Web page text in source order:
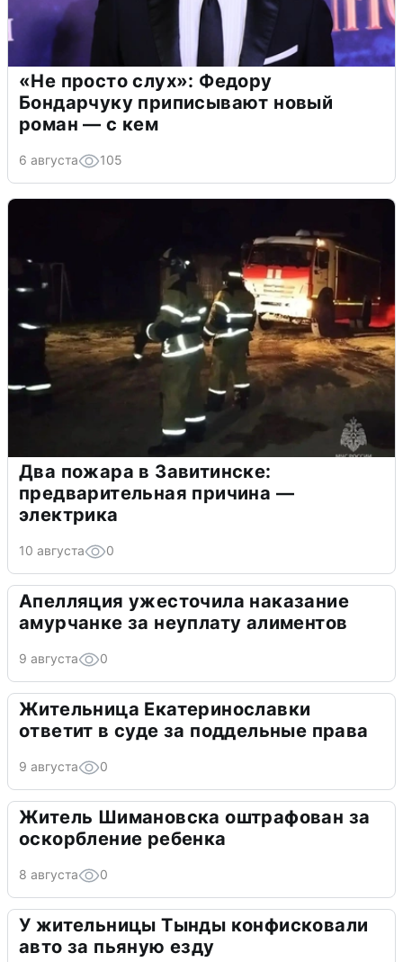
«Не просто слух»: Федору
Бондарчуку приписывают новый
роман — с кем
6 августа 105
Два пожара в Завитинске:
предварительная причина —
электрика
10 августа 0
Апелляция ужесточила наказание
амурчанке за неуплату алиментов
9 августа 0
Жительница Екатеринославки
ответит в суде за поддельные права
9 августа 0
Житель Шимановска оштрафован за
оскорбление ребенка
8 августа 0
У жительницы Тынды конфисковали
авто за пьяную езду